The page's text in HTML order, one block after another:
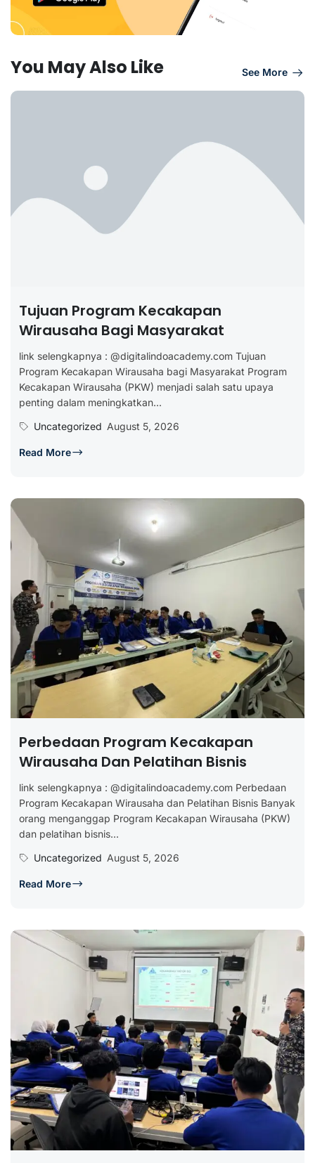
You May Also Like See More
Tujuan Program Kecakapan
Wirausaha Bagi Masyarakat
link selengkapnya : @digitalindoacademy.com Tujuan
Program Kecakapan Wirausaha bagi Masyarakat Program
Kecakapan Wirausaha (PKW) menjadi salah satu upaya
penting dalam meningkatkan...
Uncategorized August 5, 2026
Read More
Perbedaan Program Kecakapan
Wirausaha Dan Pelatihan Bisnis
link selengkapnya : @digitalindoacademy.com Perbedaan
Program Kecakapan Wirausaha dan Pelatihan Bisnis Banyak
orang menganggap Program Kecakapan Wirausaha (PKW)
dan pelatihan bisnis...
Uncategorized August 5, 2026
Read More